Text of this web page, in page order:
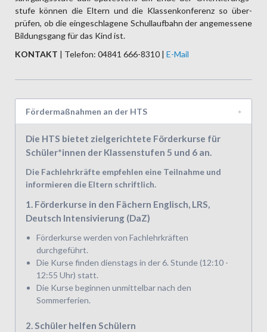
stufe können die Eltern und die Klassen­konfe­renz so über­
prüfen, ob die ein­geschla­gene Schul­lauf­bahn der ange­mes­sene
Bildungs­gang für das Kind ist.
KONTAKT | Telefon: 04841 666-8310 | E-Mail
Fördermaßnahmen an der HTS
Die HTS bietet zielgerichtete Förderkurse für
Schüler*innen der Klassenstufen 5 und 6 an.
Die Fachlehrkräfte empfehlen eine Teilnahme und
informieren die Eltern schriftlich.
1. Förderkurse in den Fächern Englisch, LRS,
Deutsch Intensivierung (DaZ)
Förderkurse werden von Fachlehrkräften
durchgeführt.
Die Kurse finden dienstags in der 6. Stunde (12:10 -
12:55 Uhr) statt.
Die Kurse beginnen unmittelbar nach den
Sommerferien.
2. Schüler helfen Schülern